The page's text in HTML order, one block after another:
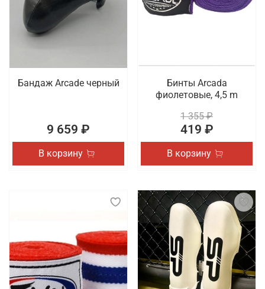
Бандаж Arcade черный
9 659 ₽
В корзину
Бинты Arcada
фиолетовые, 4,5 m
1 355 ₽
419 ₽
В корзину